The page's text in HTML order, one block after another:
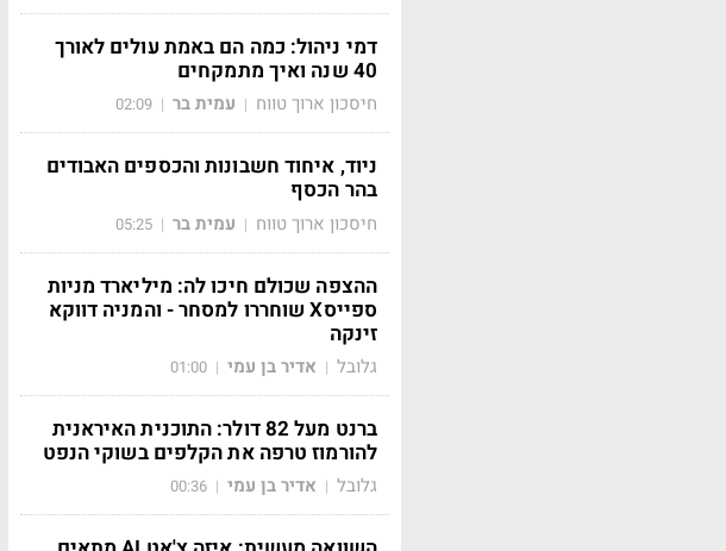
דמי ניהול: כמה הם באמת עולים לאורך
40 שנה ואיך מתמקחים
חיסכון ארוך טווח | עמית בר |
02:09
ניוד, איחוד חשבונות והכספים האבודים
בהר הכסף
חיסכון ארוך טווח | עמית בר |
05:25
ההצפה שכולם חיכו לה: מיליארד מניות
ספייסX שוחררו למסחר - והמניה דווקא
זינקה
גלובל | אדיר בן עמי |
01:00
ברנט מעל 82 דולר: התוכנית האיראנית
להורמוז טרפה את הקלפים בשוקי הנפט
גלובל | אדיר בן עמי |
00:36